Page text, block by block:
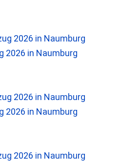
2026 in Naumburg
2026 in Naumburg